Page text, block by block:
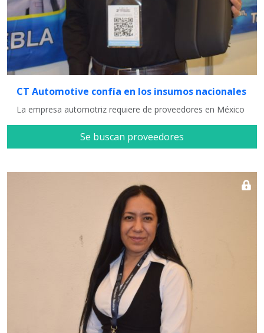
CT Automotive confía en los insumos nacionales
La empresa automotriz requiere de proveedores en México
Se buscan proveedores